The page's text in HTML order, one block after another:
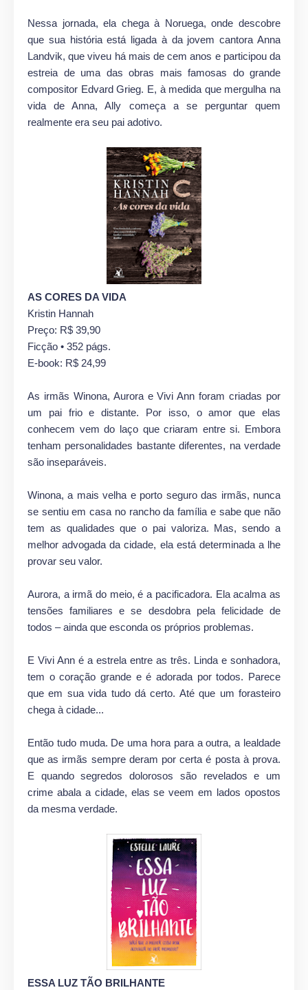
Nessa jornada, ela chega à Noruega, onde descobre
que sua história está ligada à da jovem cantora Anna
Landvik, que viveu há mais de cem anos e participou da
estreia de uma das obras mais famosas do grande
compositor Edvard Grieg. E, à medida que mergulha na
vida de Anna, Ally começa a se perguntar quem
realmente era seu pai adotivo.
AS CORES DA VIDA
Kristin Hannah
Preço: R$ 39,90
Ficção • 352 págs.
E-book: R$ 24,99
As irmãs Winona, Aurora e Vivi Ann foram criadas por
um pai frio e distante. Por isso, o amor que elas
conhecem vem do laço que criaram entre si. Embora
tenham personalidades bastante diferentes, na verdade
são inseparáveis.
Winona, a mais velha e porto seguro das irmãs, nunca
se sentiu em casa no rancho da família e sabe que não
tem as qualidades que o pai valoriza. Mas, sendo a
melhor advogada da cidade, ela está determinada a lhe
provar seu valor.
Aurora, a irmã do meio, é a pacificadora. Ela acalma as
tensões familiares e se desdobra pela felicidade de
todos – ainda que esconda os próprios problemas.
E Vivi Ann é a estrela entre as três. Linda e sonhadora,
tem o coração grande e é adorada por todos. Parece
que em sua vida tudo dá certo. Até que um forasteiro
chega à cidade...
Então tudo muda. De uma hora para a outra, a lealdade
que as irmãs sempre deram por certa é posta à prova.
E quando segredos dolorosos são revelados e um
crime abala a cidade, elas se veem em lados opostos
da mesma verdade.
ESSA LUZ TÃO BRILHANTE